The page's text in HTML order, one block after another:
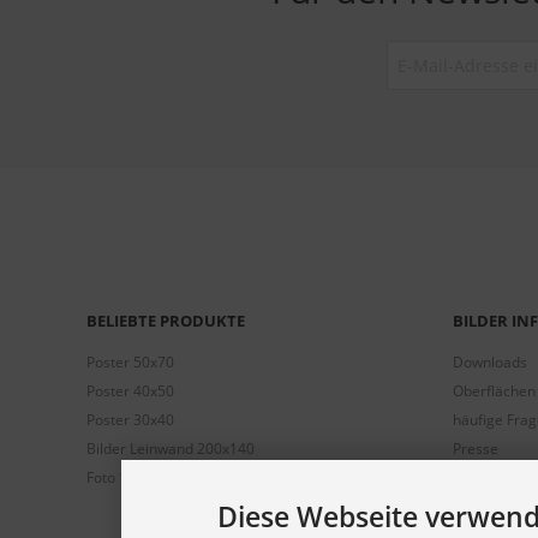
BELIEBTE PRODUKTE
Poster 50x70
Poster 40x50
Poster 30x40
Bilder Leinwand 200x140
Foto 13x18
BILDER
Downloads
häufige
Presse
Diese Webseite